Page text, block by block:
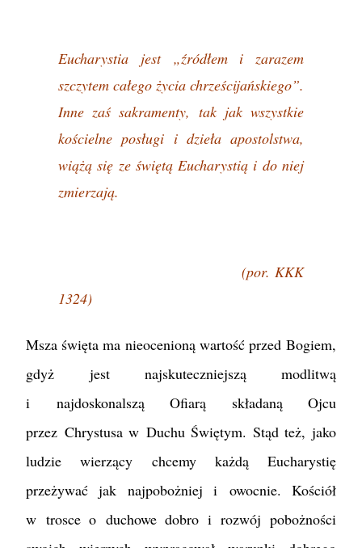
Eucharystia jest „źródłem i zarazem
szczytem całego życia chrześcijańskiego”.
Inne zaś sakramenty, tak jak wszystkie
kościelne posługi i dzieła apostolstwa,
wiążą się ze świętą Eucharystią i do niej
zmierzają.
(por. KKK
1324)
Msza święta ma nieocenioną wartość przed Bogiem,
gdyż jest najskuteczniejszą modlitwą
i najdoskonalszą Ofiarą składaną Ojcu
przez Chrystusa w Duchu Świętym. Stąd też, jako
ludzie wierzący chcemy każdą Eucharystię
przeżywać jak najpobożniej i owocnie. Kościół
w trosce o duchowe dobro i rozwój pobożności